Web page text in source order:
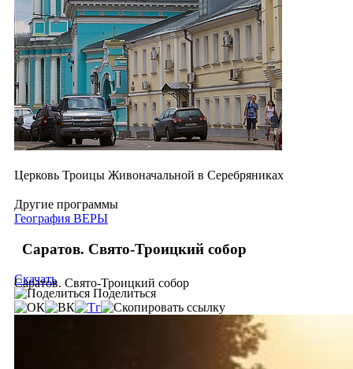
Церковь Троицы Живоначальной в Серебряниках
Другие программы
География ВЕРЫ
Саратов. Свято-Троицкий собор
Саратов. Свято-Троицкий собор
Скачать
Поделиться